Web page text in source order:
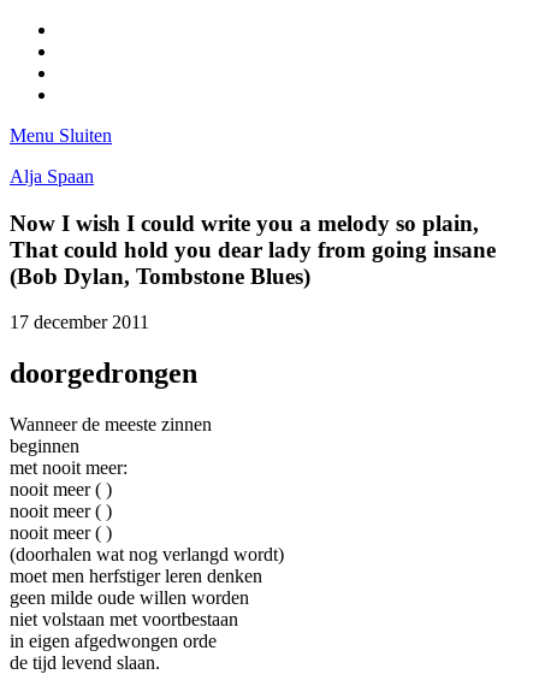
Menu Sluiten
Alja Spaan
Now I wish I could write you a melody so plain,
That could hold you dear lady from going insane
(Bob Dylan, Tombstone Blues)
17 december 2011
doorgedrongen
Wanneer de meeste zinnen
beginnen
met nooit meer:
nooit meer ( )
nooit meer ( )
nooit meer ( )
(doorhalen wat nog verlangd wordt)
moet men herfstiger leren denken
geen milde oude willen worden
niet volstaan met voortbestaan
in eigen afgedwongen orde
de tijd levend slaan.